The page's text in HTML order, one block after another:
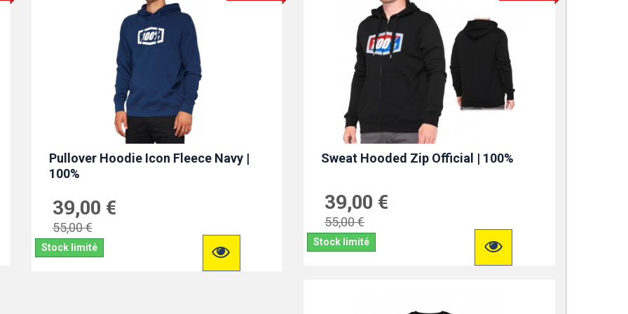
Pullover Hoodie Icon Fleece Navy |
100%
39,00 €
55,00 €
Stock limité
Sweat Hooded Zip Official | 100%
39,00 €
55,00 €
Stock limité